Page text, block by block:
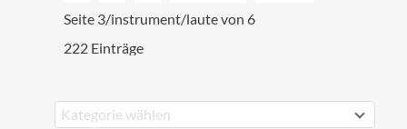
Seite 3/instrument/laute von 6
222 Einträge
Kategorie wählen